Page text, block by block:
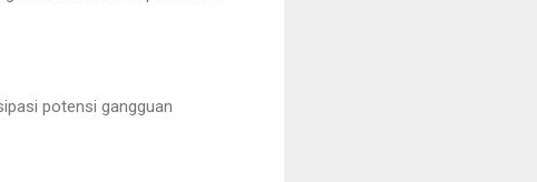
potensi gangguan